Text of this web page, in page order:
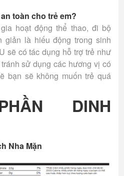
toàn cho trẻ em?
hoạt động thể thao, đi bộ
giản là hiếu động trong sinh
sẽ có tác dụng hỗ trợ trẻ như
sử dụng các hương vị có
bạn sẽ không muốn trẻ quá
DINH
Nha Mặn